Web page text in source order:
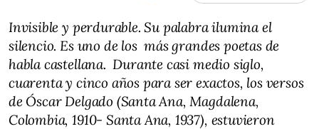
Invisible y perdurable. Su palabra ilumina el
silencio. Es uno de los más grandes poetas de
habla castellana. Durante casi medio siglo,
cuarenta y cinco años para ser exactos, los versos
de Óscar Delgado (Santa Ana, Magdalena,
Colombia, 1910- Santa Ana, 1937), estuvieron